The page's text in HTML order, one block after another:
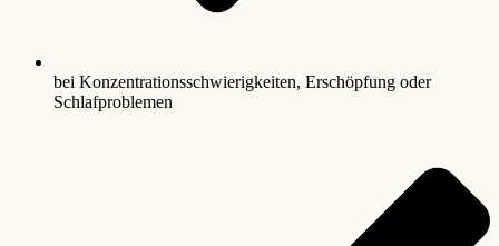
bei Konzentrationsschwierigkeiten, Erschöpfung oder
Schlafproblemen